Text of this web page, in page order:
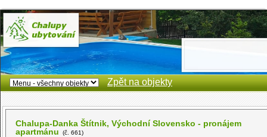
Zpět na objekty
Chalupa-Danka Štítnik, Východní Slovensko - pronájem
apartmánu (č. 661)